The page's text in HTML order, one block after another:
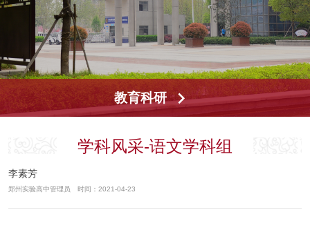
教育科研
学科风采-语文学科组
李素芳
郑州实验高中管理员 时间：2021-04-23